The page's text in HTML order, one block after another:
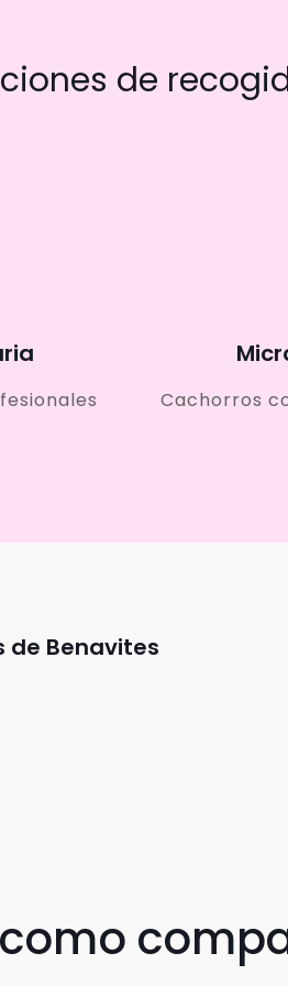
de
Cachorros
de Benavites